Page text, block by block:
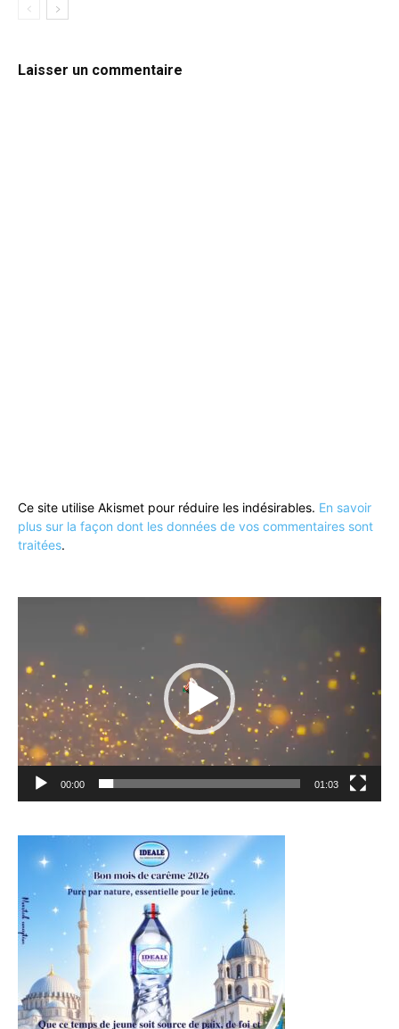
Laisser un commentaire
Ce site utilise Akismet pour réduire les indésirables. En savoir
plus sur la façon dont les données de vos commentaires sont
traitées.
00:00 01:03